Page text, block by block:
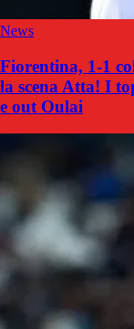
News
Fiorentina, 1-1
la scena Atta! I
e out Oulai